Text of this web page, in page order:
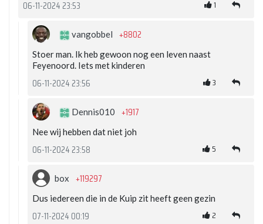
06-11-2024 23:53 1
vangobbel +8802
Stoer man. Ik heb gewoon nog een leven naast
Feyenoord. Iets met kinderen
06-11-2024 23:56 3
Dennis010 +1917
Nee wij hebben dat niet joh
06-11-2024 23:58 5
box +119297
Dus iedereen die in de Kuip zit heeft geen gezin
07-11-2024 00:19 2